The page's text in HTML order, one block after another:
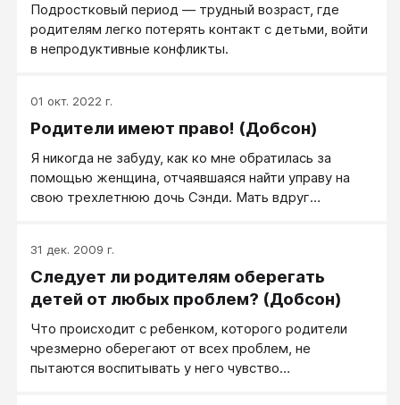
Подростковый период — трудный возраст, где
родителям легко потерять контакт с детьми, войти
в непродуктивные конфликты.
01 окт. 2022 г.
Родители имеют право! (Добсон)
Я никогда не забуду, как ко мне обратилась за
помощью женщина, отчаявшаяся найти управу на
свою трехлетнюю дочь Сэнди. Мать вдруг
превратившейся в тирана и диктатора. Накануне
нашей беседы произошел эпизод, весьма типичный
по приемам, которые пускала в ход Сэнди, когда
здесь миссис Никольс) уложила дочь в постель для
дневного отдыха, хотя знала, что девочка вряд ли
захочет спать. В привычки же Сэнди не входило
31 дек. 2009 г.
Следует ли родителям оберегать
детей от любых проблем? (Добсон)
Что происходит с ребенком, которого родители
чрезмерно оберегают от всех проблем, не
пытаются воспитывать у него чувство